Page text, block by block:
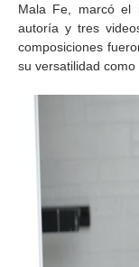
Mala Fe, marcó el
autoría y tres
composiciones
su versatilidad como